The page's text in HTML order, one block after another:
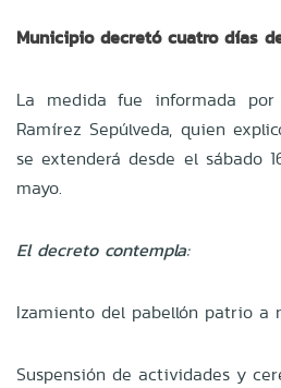
Municipio decretó cuatro días
La medida fue informada por
Ramírez Sepúlveda, quien
se extenderá desde el sábado
mayo.
El decreto contempla:
Izamiento del pabellón patrio a
Suspensión de actividades y